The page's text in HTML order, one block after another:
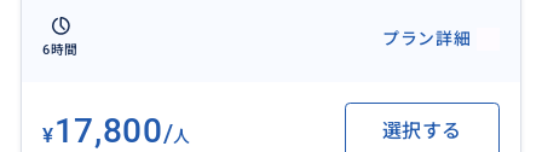
6時間
プラン詳細
¥17,800/人 選択する